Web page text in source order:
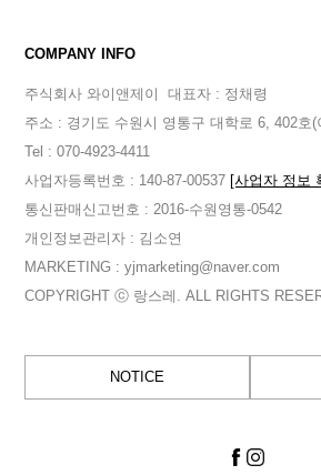
COMPANY INFO
주식회사 와이앤제이
대표자 : 정채령
주소 : 경기도 수원시 영통구 대학로 6, 402호(
Tel : 070-4923-4411
사업자등록번호 : 140-87-00537 [사업자 정보
통신판매신고번호 : 2016-수원영통-0542
개인정보관리자 : 김소연
MARKETING : yjmarketing@naver.com
COPYRIGHT ⓒ 랑스레. ALL RIGHTS
NOTICE